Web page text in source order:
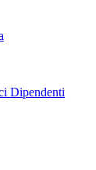
Dipendenti